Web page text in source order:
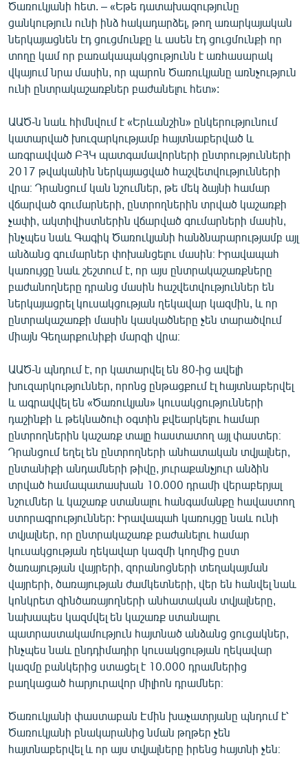
Ծառուկյանի հետ. – «Եթե դատախազությունը
ցանկություն ունի ինձ հակադարձել, թող առարկայական
ներկայացնեն էդ ցուցմունքը և ասեն էդ ցուցմունքի որ
տողը կամ որ բառակապակցությունն է առհասարակ
վկայում նրա մասին, որ պարոն Ծառուկյանը առնչություն
ունի ընտրակաշառքներ բաժանելու հետ»:
ԱԱԾ-ն նաև հիմնվում է «Երևանշին» ընկերությունում
կատարված խուզարկությամբ հայտնաբերված և
առգրավված ԲՀԿ պատգամավորների ընտրությունների
2017 թվականին ներկայացված հաշվետվությունների
վրա։ Դրանցում կան նշումներ, թե մեկ ձայնի համար
վճարված գումարների, ընտրողներին տրված կաշառքի
չափի, ակտիվիստներին վճարված գումարների մասին,
ինչպես նաև Գագիկ Ծառուկյանի հանձնարարությամբ այլ
անձանց գումարներ փոխանցելու մասին։ Իրավապահ
կառույցը նաև շեշտում է, որ այս ընտրակաշառքները
բաժանողները դրանց մասին հաշվետվություններ են
ներկայացրել կուսակցության ղեկավար կազմին, և որ
ընտրակաշառքի մասին կասկածները չեն տարածվում
միայն Գեղարքունիքի մարզի վրա։
ԱԱԾ-ն պնդում է, որ կատարվել են 80-ից ավելի
խուզարկություններ, որոնց ընթացքում էլ հայտնաբերվել
և ագրավվել են «Ծառուկյան» կուսակցությունների
դաշինքի և թեկնածուի օգտին քվեարկելու համար
ընտրողներին կաշառք տալը հաստատող այլ փաստեր։
Դրանցում եղել են ընտրողների անհատական տվյալներ,
ընտանիքի անդամների թիվը, յուրաքանչյուր անձին
տրված համապատասխան 10.000 դրամի վերաբերյալ
նշումներ և կաշառք ստանալու հանգամանքը հավաստող
ստորագրություններ: Իրավապահ կառույցը նաև ունի
տվյալներ, որ ընտրակաշառք բաժանելու համար
կուսակցության ղեկավար կազմի կողմից ըստ
ծառայության վայրերի, զորանոցների տեղակայման
վայրերի, ծառայության ժամկետների, վեր են հանվել նաև
կոնկրետ զինծառայողների անհատական տվյալները,
նախապես կազմվել են կաշառք ստանալու
պատրաստակամություն հայտնած անձանց ցուցակներ,
ինչպես նաև ընդդիմադիր կուսակցության ղեկավար
կազմը բանկերից ստացել է 10.000 դրամներից
բաղկացած հարյուրավոր միլիոն դրամներ։
Ծառուկյանի փաստաբան Էմին խաչատրյանը պնդում է՝
Ծառուկյանի բնակարանից նման թղթեր չեն
հայտնաբերվել և որ այս տվյալները իրենց հայտնի չեն։